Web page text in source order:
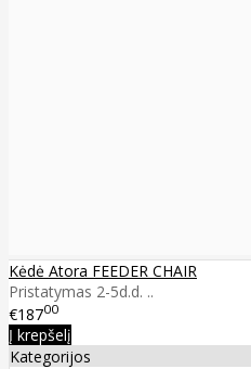
Kėdė Atora FEEDER CHAIR
Pristatymas 2-5d.d. ..
€18700
Į krepšelį
Kategorijos